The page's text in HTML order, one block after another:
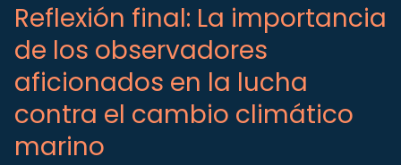
Reflexión final: La importancia
de los observadores
aficionados en la lucha
contra el cambio climático
marino